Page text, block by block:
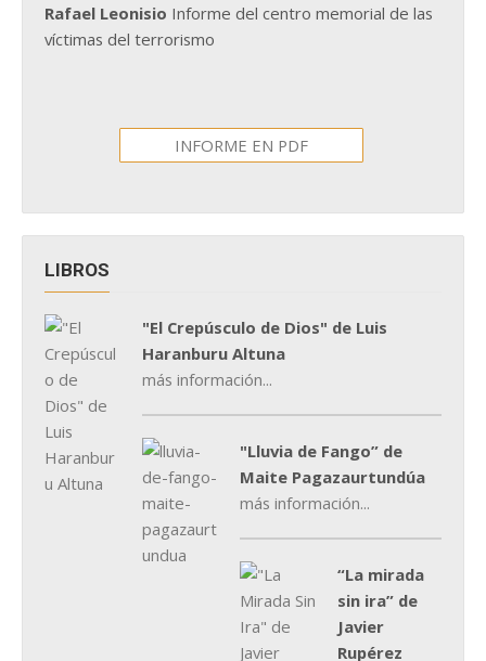
Rafael Leonisio Informe del centro memorial de las
víctimas del terrorismo
INFORME EN PDF
LIBROS
"El Crepúsculo de Dios" de Luis
Haranburu Altuna
más información...
"Lluvia de Fango” de
Maite Pagazaurtundúa
más información...
“La mirada
sin ira” de
Javier
Rupérez